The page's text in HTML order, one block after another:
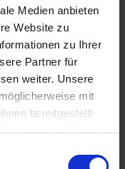
Medien anbieten
Website zu
zu Ihrer
Partner für
weiter. Unsere
mit
bereitgestellt
der Dienste
ab Donnerstag,